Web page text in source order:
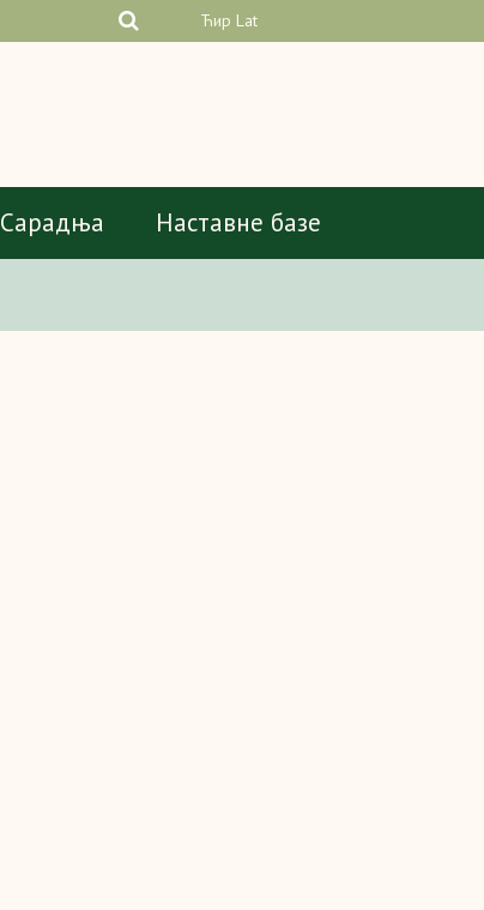
Ћир Lat
Сарадња Наставне базе